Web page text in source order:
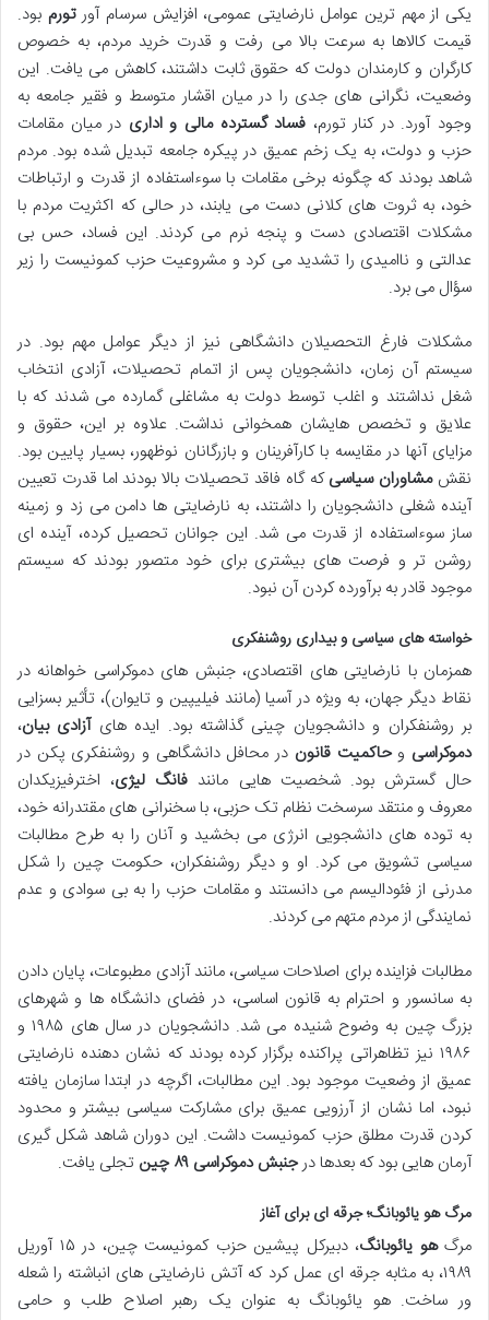
یکی از مهم ترین عوامل نارضایتی عمومی، افزایش سرسام آورتورم بود.
قیمت کالاها به سرعت بالا می رفت و قدرت خرید مردم، به خصوص
کارگران و کارمندان دولت که حقوق ثابت داشتند، کاهش می یافت. این
وضعیت، نگرانی های جدی را در میان اقشار متوسط و فقیر جامعه به
وجود آورد. در کنار تورم، فساد گسترده مالی و اداری در میان مقامات
حزب و دولت، به یک زخم عمیق در پیکره جامعه تبدیل شده بود. مردم
شاهد بودند که چگونه برخی مقامات با سوءاستفاده از قدرت و ارتباطات
خود، به ثروت های کلانی دست می یابند، در حالی که اکثریت مردم با
مشکلات اقتصادی دست و پنجه نرم می کردند. این فساد، حس بی
عدالتی و ناامیدی را تشدید می کرد و مشروعیت حزب کمونیست را زیر
سؤال می برد.
مشکلات فارغ التحصیلان دانشگاهی نیز از دیگر عوامل مهم بود. در
سیستم آن زمان، دانشجویان پس از اتمام تحصیلات، آزادی انتخاب
شغل نداشتند و اغلب توسط دولت به مشاغلی گمارده می شدند که با
علایق و تخصص هایشان همخوانی نداشت. علاوه بر این، حقوق و
مزایای آنها در مقایسه با کارآفرینان و بازرگانان نوظهور، بسیار پایین بود.
نقشمشاوران سیاسیکه گاه فاقد تحصیلات بالا بودند اما قدرت تعیین
آینده شغلی دانشجویان را داشتند، به نارضایتی ها دامن می زد و زمینه
ساز سوءاستفاده از قدرت می شد. این جوانان تحصیل کرده، آینده ای
روشن تر و فرصت های بیشتری برای خود متصور بودند که سیستم
موجود قادر به برآورده کردن آن نبود.
خواسته های سیاسی و بیداری روشنفکری
همزمان با نارضایتی های اقتصادی، جنبش های دموکراسی خواهانه در
نقاط دیگر جهان، به ویژه در آسیا (مانند فیلیپین و تایوان)، تأثیر بسزایی
بر روشنفکران و دانشجویان چینی گذاشته بود. ایده هایآزادی بیان،
دموکراسی وحاکمیت قانون در محافل دانشگاهی و روشنفکری پکن در
حال گسترش بود. شخصیت هایی مانند فانگ لیژی، اخترفیزیکدان
معروف و منتقد سرسخت نظام تک حزبی، با سخنرانی های مقتدرانه خود،
به توده های دانشجویی انرژی می بخشید و آنان را به طرح مطالبات
سیاسی تشویق می کرد. او و دیگر روشنفکران، حکومت چین را شکل
مدرنی از فئودالیسم می دانستند و مقامات حزب را به بی سوادی و عدم
نمایندگی از مردم متهم می کردند.
مطالبات فزاینده برای اصلاحات سیاسی، مانند آزادی مطبوعات، پایان دادن
به سانسور و احترام به قانون اساسی، در فضای دانشگاه ها و شهرهای
بزرگ چین به وضوح شنیده می شد. دانشجویان در سال های ۱۹۸۵ و
۱۹۸۶ نیز تظاهراتی پراکنده برگزار کرده بودند که نشان دهنده نارضایتی
عمیق از وضعیت موجود بود. این مطالبات، اگرچه در ابتدا سازمان یافته
نبود، اما نشان از آرزویی عمیق برای مشارکت سیاسی بیشتر و محدود
کردن قدرت مطلق حزب کمونیست داشت. این دوران شاهد شکل گیری
آرمان هایی بود که بعدها درجنبش دموکراسی ۸۹ چین تجلی یافت.
مرگ هو یائوبانگ؛ جرقه ای برای آغاز
مرگهو یائوبانگ
، دبیرکل پیشین حزب کمونیست چین، در ۱۵ آوریل
۱۹۸۹، به مثابه جرقه ای عمل کرد که آتش نارضایتی های انباشته را شعله
ور ساخت. هو یائوبانگ به عنوان یک رهبر اصلاح طلب و حامی